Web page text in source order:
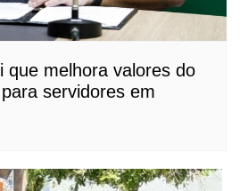
que melhora valores do
servidores em